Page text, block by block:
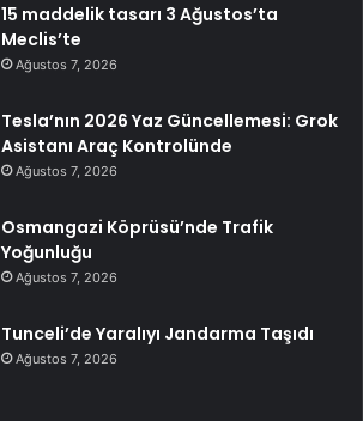
15 maddelik tasarı 3 Ağustos’ta
Meclis’te
Ağustos 7, 2026
Tesla’nın 2026 Yaz Güncellemesi: Grok
Asistanı Araç Kontrolünde
Ağustos 7, 2026
Osmangazi Köprüsü’nde Trafik
Yoğunluğu
Ağustos 7, 2026
Tunceli’de Yaralıyı Jandarma Taşıdı
Ağustos 7, 2026